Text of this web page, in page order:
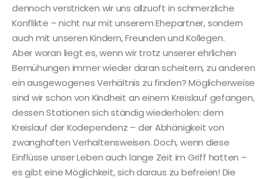
dennoch verstricken wir uns allzuoft in schmerzliche
Konflikte – nicht nur mit unserem Ehepartner, sondern
auch mit unseren Kindern, Freunden und Kollegen.
Aber woran liegt es, wenn wir trotz unserer ehrlichen
Bemühungen immer wieder daran scheitern, zu anderen
ein ausgewogenes Verhältnis zu finden? Möglicherweise
sind wir schon von Kindheit an einem Kreislauf gefangen,
dessen Stationen sich ständig wiederholen: dem
Kreislauf der Kodependenz – der Abhänigkeit von
zwanghaften Verhaltensweisen. Doch, wenn diese
Einflüsse unser Leben auch lange Zeit im Griff hatten –
es gibt eine Möglichkeit, sich daraus zu befreien! Die